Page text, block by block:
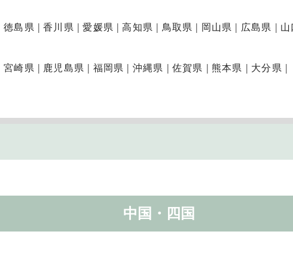
徳島県 香川県 愛媛県 高知県 鳥取県 岡山県 広島県 山
宮崎県 鹿児島県 福岡県 沖縄県 佐賀県 熊本県 大分県
中国・四国